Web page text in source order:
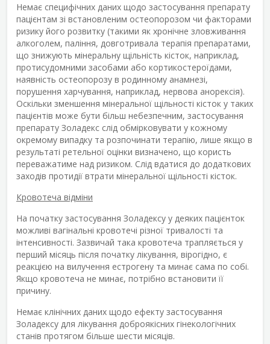
Немає специфічних даних щодо застосування препарату
пацієнтам зі встановленим остеопорозом чи факторами
ризику його розвитку (такими як хронічне зловживання
алкоголем, паління, довготривала терапія препаратами,
що знижують мінеральну щільність кісток, наприклад,
протисудомними засобами або кортикостероїдами,
наявність остеопорозу в родинному анамнезі,
порушення харчування, наприклад, нервова анорексія).
Оскільки зменшення мінеральної щільності кісток у таких
пацієнтів може бути більш небезпечним, застосування
препарату Золадекс слід обмірковувати у кожному
окремому випадку та розпочинати терапію, лише якщо в
результаті ретельної оцінки визначено, що користь
переважатиме над ризиком. Слід вдатися до додаткових
заходів протидії втрати мінеральної щільності кісток.
Кровотеча відміни
На початку застосування Золадексу у деяких пацієнток
можливі вагінальні кровотечі різної тривалості та
інтенсивності. Зазвичай така кровотеча трапляється у
перший місяць після початку лікування, вірогідно, є
реакцією на вилучення естрогену та минає сама по собі.
Якщо кровотеча не минає, потрібно встановити її
причину.
Немає клінічних даних щодо ефекту застосування
Золадексу для лікування доброякісних гінекологічних
станів протягом більше шести місяців.